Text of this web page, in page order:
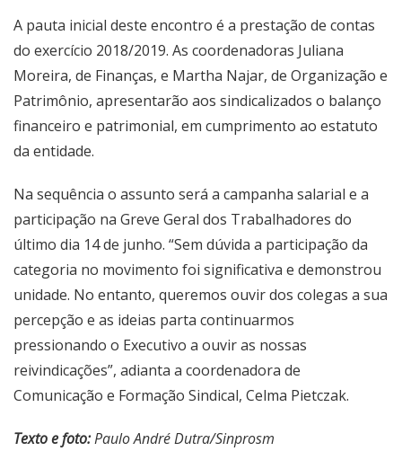
A pauta inicial deste encontro é a prestação de contas
do exercício 2018/2019. As coordenadoras Juliana
Moreira, de Finanças, e Martha Najar, de Organização e
Patrimônio, apresentarão aos sindicalizados o balanço
financeiro e patrimonial, em cumprimento ao estatuto
da entidade.
Na sequência o assunto será a campanha salarial e a
participação na Greve Geral dos Trabalhadores do
último dia 14 de junho. “Sem dúvida a participação da
categoria no movimento foi significativa e demonstrou
unidade. No entanto, queremos ouvir dos colegas a sua
percepção e as ideias parta continuarmos
pressionando o Executivo a ouvir as nossas
reivindicações”, adianta a coordenadora de
Comunicação e Formação Sindical, Celma Pietczak.
Texto e foto:Paulo André Dutra/Sinprosm